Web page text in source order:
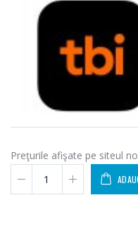
Preţurile afişate pe siteul